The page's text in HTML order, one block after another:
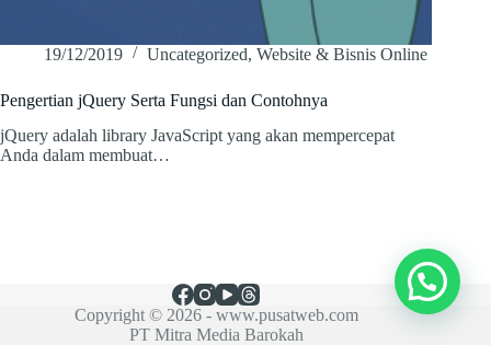
19/12/2019 Uncategorized, Website & Bisnis Online
Pengertian jQuery Serta Fungsi dan Contohnya
jQuery adalah library JavaScript yang akan mempercepat
Anda dalam membuat…
Copyright © 2026 - www.pusatweb.com
PT Mitra Media Barokah